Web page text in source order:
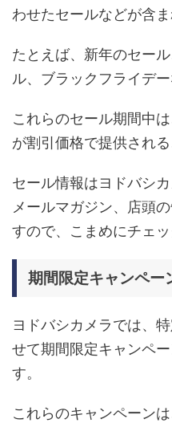
わせたセールなどが含ま
たとえば、新年のセー
ル、ブラックフライデ
これらのセール期間中
が割引価格で提供される
セール情報はヨドバシ
メールマガジン、店頭
すので、こまめにチェ
期間限定キャンペー
ヨドバシカメラでは、
せて期間限定キャンペ
す。
これらのキャンペーン